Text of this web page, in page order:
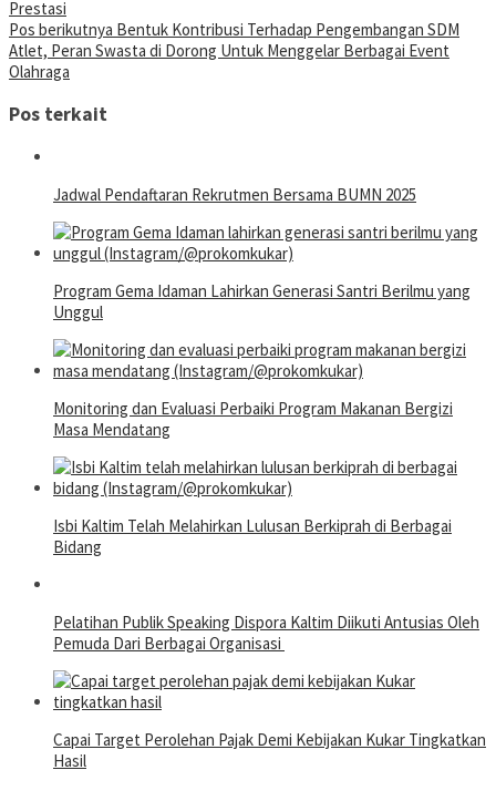
Prestasi
Pos berikutnya Bentuk Kontribusi Terhadap Pengembangan SDM
Atlet, Peran Swasta di Dorong Untuk Menggelar Berbagai Event
Olahraga
Pos terkait
Jadwal Pendaftaran Rekrutmen Bersama BUMN 2025
Program Gema Idaman Lahirkan Generasi Santri Berilmu yang
Unggul
Monitoring dan Evaluasi Perbaiki Program Makanan Bergizi
Masa Mendatang
Isbi Kaltim Telah Melahirkan Lulusan Berkiprah di Berbagai
Bidang
Pelatihan Publik Speaking Dispora Kaltim Diikuti Antusias Oleh
Pemuda Dari Berbagai Organisasi
Capai Target Perolehan Pajak Demi Kebijakan Kukar Tingkatkan
Hasil